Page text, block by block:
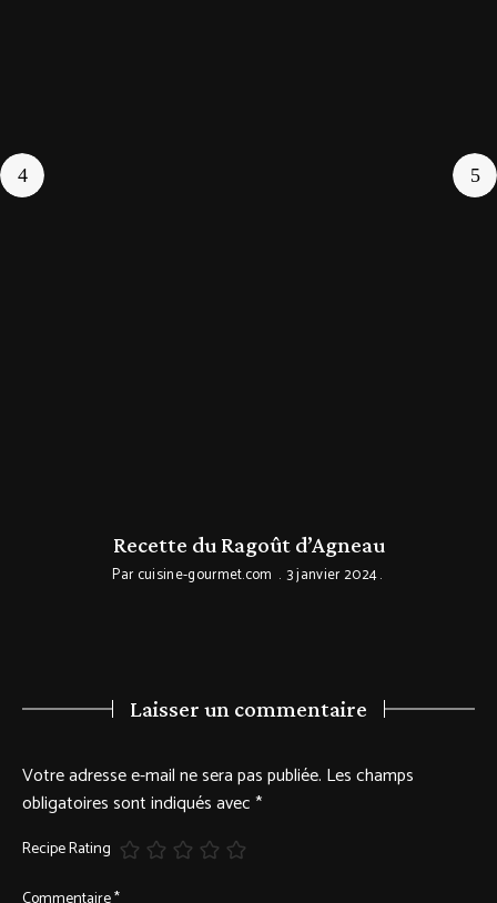
Recette du Ragoût d’Agneau
Par cuisine-gourmet.com 3 janvier 2024
Laisser un commentaire
Votre adresse e-mail ne sera pas publiée. Les champs
obligatoires sont indiqués avec*
Recipe Rating